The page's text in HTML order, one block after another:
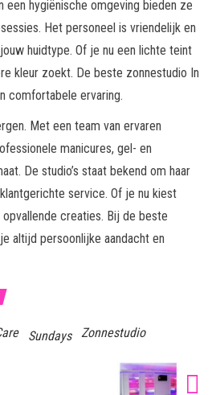
een hygiënische omgeving bieden ze
Het personeel is vriendelijk en
huidtype. Of je nu een lichte teint
kleur zoekt. De beste zonnestudio In
comfortabele ervaring.
Met een team van ervaren
manicures, gel- en
De studio’s staat bekend om haar
service. Of je nu kiest
creaties. Bij de beste
altijd persoonlijke aandacht en
Sundays Zonnestudio